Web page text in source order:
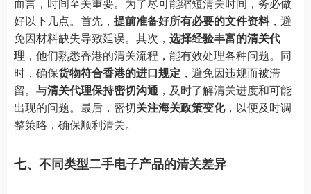
好以下几点。首先， 提前准备好所有必要的文件资料，避
免因材料缺失导致延误。其次， 选择经验丰富的清关代
理 ，他们熟悉香港的清关流程，能有效处理各种问题。同
时，确保货物符合香港的进口规定 ，避免因违规而被滞
留。与清关代理保持密切沟通 ，及时了解清关进度和可能
出现的问题。最后，密切关注海关政策变化，以便及时调
整策略，确保顺利清关。
七、不同类型二手电子产品的清关差异